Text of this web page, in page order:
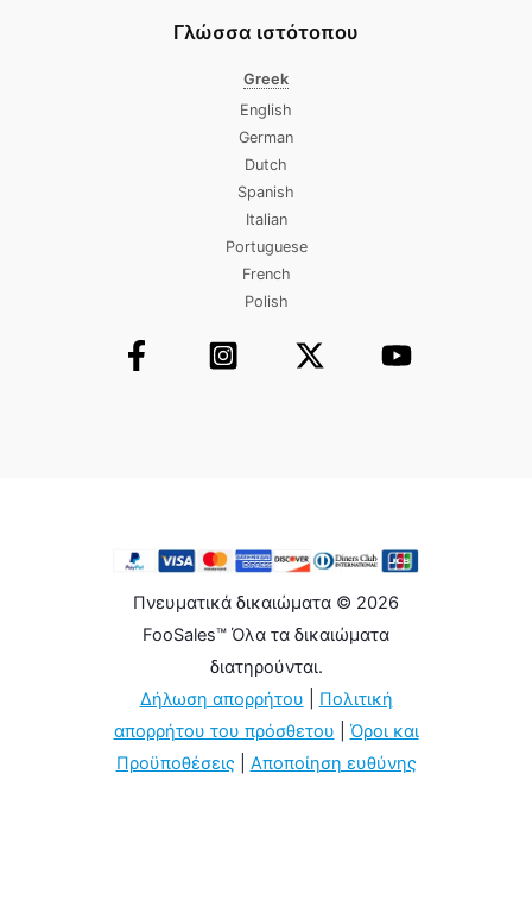
Γλώσσα ιστότοπου
Greek
English
German
Dutch
Spanish
Italian
Portuguese
French
Polish
Πνευματικά δικαιώματα © 2026
FooSales™ Όλα τα δικαιώματα
διατηρούνται.
Δήλωση απορρήτου
Πολιτική
απορρήτου του πρόσθετου
Όροι και
Προϋποθέσεις
Αποποίηση ευθύνης